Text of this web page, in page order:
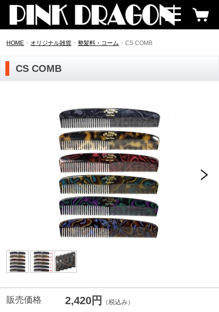
HOME オリジナル雑貨 整髪料・コーム CS COMB
CS COMB
販売価格 2,420円 （税込み）